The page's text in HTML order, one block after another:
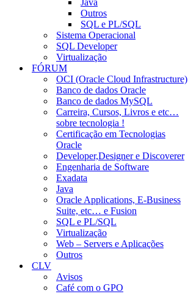
Java
Outros
SQL e PL/SQL
Sistema Operacional
SQL Developer
Virtualização
FÓRUM
OCI (Oracle Cloud Infrastructure)
Banco de dados Oracle
Banco de dados MySQL
Carreira, Cursos, Livros e etc…
sobre tecnologia !
Certificação em Tecnologias
Oracle
Developer,Designer e Discoverer
Engenharia de Software
Exadata
Java
Oracle Applications, E-Business
Suite, etc… e Fusion
SQL e PL/SQL
Virtualização
Web – Servers e Aplicações
Outros
CLV
Avisos
Café com o GPO